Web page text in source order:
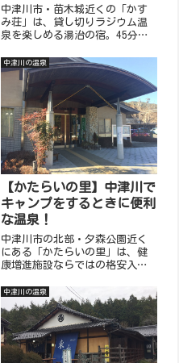
中津川市・苗木城近くの「かす
み荘」は、貸し切りラジウム温
泉を楽しめる湯治の宿。45分の
能。非常に熱いお湯とペットOK
の柔軟なサービスも魅力。歴史
ある施設で心も体もリフレッシ
中津川の温泉
【かたらいの里】中津川で
キャンプをするときに便利
な温泉！
中津川市の北部・夕森公園近く
にある「かたらいの里」は、健
康増進施設ならではの格安入浴
お湯で、キャンプや川遊び後の
利用にも最適。シンプルな設備
で静かに過ごせる日帰り温泉で
す。
中津川の温泉